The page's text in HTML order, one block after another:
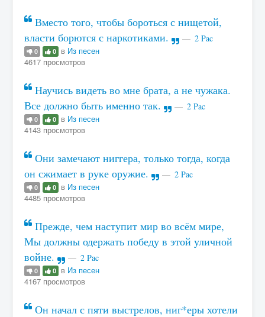
Вместо того, чтобы бороться с нищетой,
власти борются с наркотиками.
2 Pac
0 0 в Из песен
4617 просмотров
Научись видеть во мне брата, а не чужака.
Все должно быть именно так.
2 Pac
0 0 в Из песен
4143 просмотров
Они замечают ниггера, только тогда, когда
он сжимает в руке оружие.
2 Pac
0 0 в Из песен
4485 просмотров
Прежде, чем наступит мир во всём мире,
Мы должны одержать победу в этой уличной
войне.
2 Pac
0 0 в Из песен
4167 просмотров
Он начал с пяти выстрелов, ниг*еры хотели